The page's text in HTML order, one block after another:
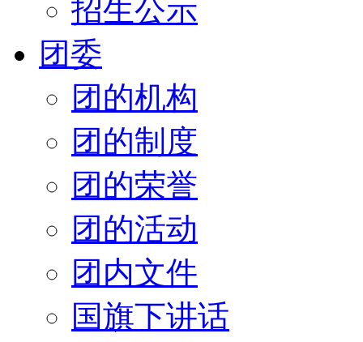
招生公示
团委
团的机构
团的制度
团的荣誉
团的活动
团内文件
国旗下讲话